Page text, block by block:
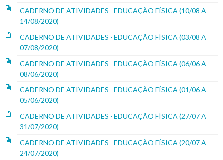
CADERNO DE ATIVIDADES - EDUCAÇÃO FÍSICA (10/08 A
14/08/2020)
CADERNO DE ATIVIDADES - EDUCAÇÃO FÍSICA (03/08 A
07/08/2020)
CADERNO DE ATIVIDADES - EDUCAÇÃO FÍSICA (06/06 A
08/06/2020)
CADERNO DE ATIVIDADES - EDUCAÇÃO FÍSICA (01/06 A
05/06/2020)
CADERNO DE ATIVIDADES - EDUCAÇÃO FÍSICA (27/07 A
31/07/2020)
CADERNO DE ATIVIDADES - EDUCAÇÃO FÍSICA (20/07 A
24/07/2020)